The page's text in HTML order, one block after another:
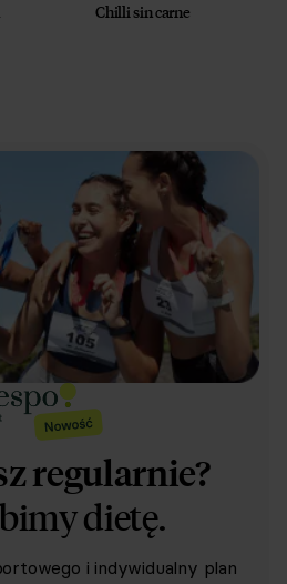
Chilli sin carne
regularnie?
dietę.
i indywidualny plan